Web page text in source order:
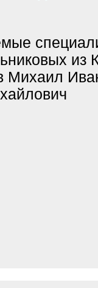
из
Михаил